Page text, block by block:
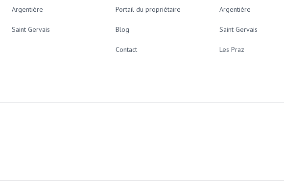
Argentière
Saint Gervais
Portail du propriétaire
Blog
Contact
Argentière
Saint Gervais
Les Praz